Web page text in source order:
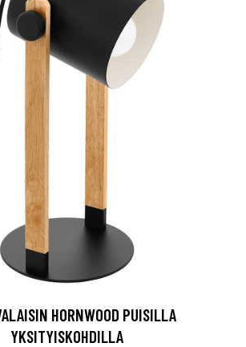
HORNWOOD PUISILLA
YKSITYISKOHDILLA